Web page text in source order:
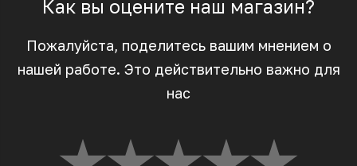
Как вы оцените наш магазин?
Пожалуйста, поделитесь вашим мнением о
нашей работе. Это действительно важно для
нас